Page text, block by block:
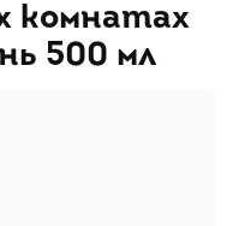
комнатах
500 мл